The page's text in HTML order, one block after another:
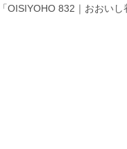
OISIYOHO 832｜おおいし